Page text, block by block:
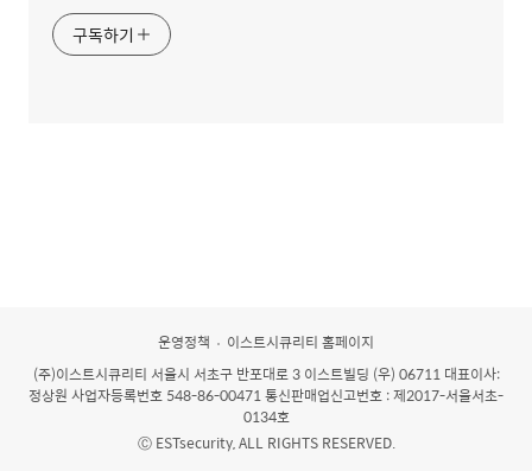
구독하기
운영정책
이스트시큐리티 홈페이지
(주)이스트시큐리티 서울시 서초구 반포대로 3 이스트빌딩 (우) 06711 대표이사:
정상원 사업자등록번호 548-86-00471 통신판매업신고번호 : 제2017-서울서초-
0134호
Ⓒ ESTsecurity, ALL RIGHTS RESERVED.